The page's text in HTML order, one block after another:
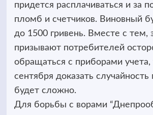
придется расплачиваться и за
пломб и счетчиков. Виновный
до 1500 гривень. Вместе с тем,
призывают потребителей
обращаться с приборами учета,
сентября доказать
будет сложно.
Для борьбы с ворами